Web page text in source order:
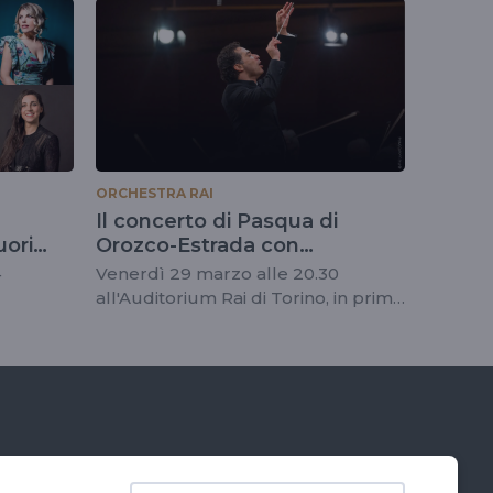
ORCHESTRA RAI
Il concerto di Pasqua di
Orozco-Estrada con
l'Orchestra Rai
Venerdì 29 marzo alle 20.30
all'Auditorium Rai di Torino, in prima